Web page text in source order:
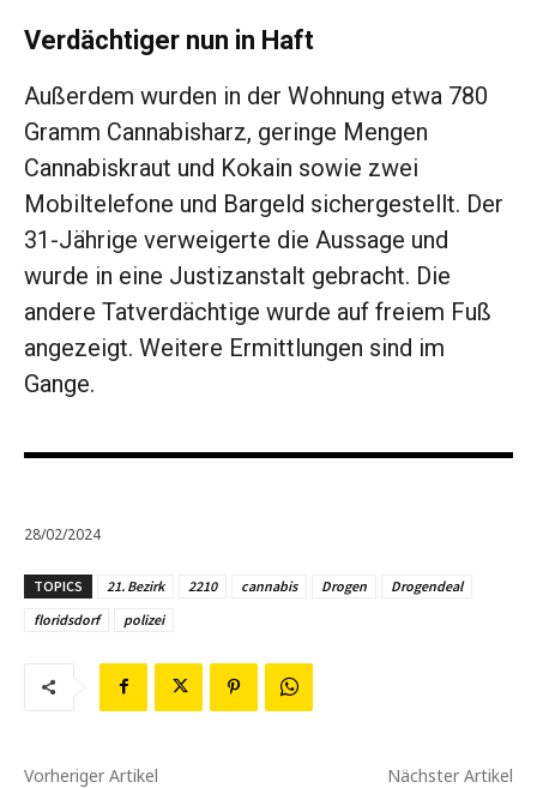
Verdächtiger nun in Haft
Außerdem wurden in der Wohnung etwa 780
Gramm Cannabisharz, geringe Mengen
Cannabiskraut und Kokain sowie zwei
Mobiltelefone und Bargeld sichergestellt. Der
31-Jährige verweigerte die Aussage und
wurde in eine Justizanstalt gebracht. Die
andere Tatverdächtige wurde auf freiem Fuß
angezeigt. Weitere Ermittlungen sind im
Gange.
28/02/2024
TOPICS 21. Bezirk 2210 cannabis Drogen
Drogendeal
floridsdorf
polizei
Vorheriger Artikel Nächster Artikel